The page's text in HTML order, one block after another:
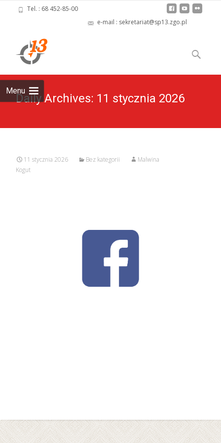
Tel. : 68 452-85-00
e-mail : sekretariat@sp13.zgo.pl
Menu
to
content
Szukaj:
Daily Archives: 11 stycznia 2026
11 stycznia 2026 Bez kategorii
Malwina
Kogut